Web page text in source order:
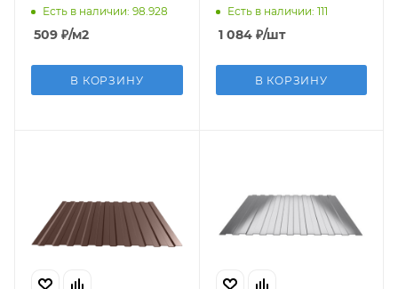
Есть в наличии: 98.928
509 ₽/м2
В КОРЗИНУ
Есть в наличии: 111
1 084₽/шт
В КОРЗИНУ